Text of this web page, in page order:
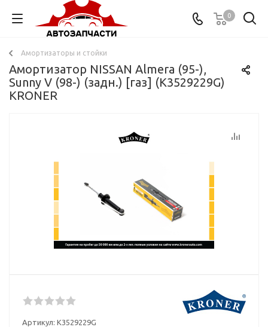
0
Амортизаторы и стойки
Амортизатор NISSAN Almera (95-),
Sunny V (98-) (задн.) [газ] (K3529229G)
KRONER
Артикул: K3529229G